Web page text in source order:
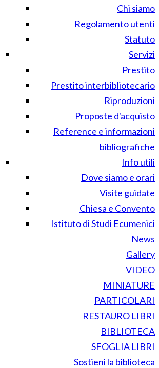
Chi siamo
Regolamento utenti
Statuto
Servizi
Prestito
Prestito interbibliotecario
Riproduzioni
Proposte d'acquisto
Reference e informazioni
bibliografiche
Info utili
Dove siamo e orari
Visite guidate
Chiesa e Convento
Istituto di Studi Ecumenici
News
Gallery
VIDEO
MINIATURE
PARTICOLARI
RESTAURO LIBRI
BIBLIOTECA
SFOGLIA LIBRI
Sostieni la biblioteca